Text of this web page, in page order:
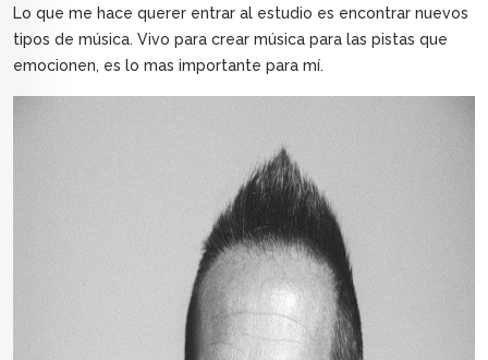
Lo que me hace querer entrar al estudio es encontrar nuevos
tipos de música. Vivo para crear música para las pistas que
emocionen, es lo mas importante para mí.